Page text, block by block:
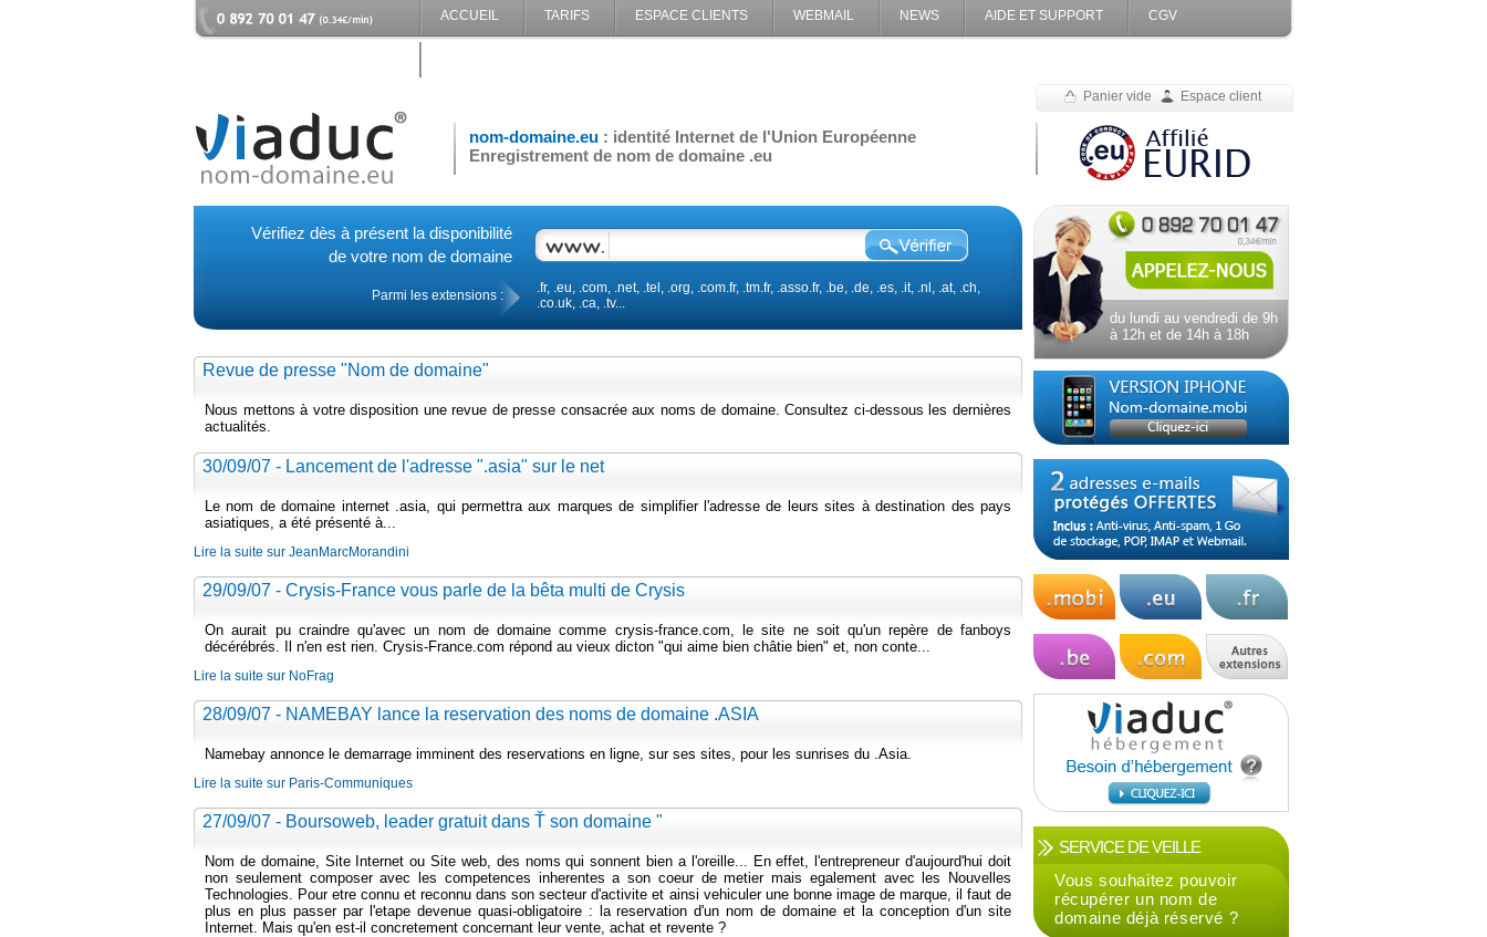
ACCUEIL TARIFS ESPACE CLIENTS WEBMAIL NEWS AIDE ET SUPPORT CGV
Panier vide Espace client
nom-domaine.eu : identité Internet de l'Union Européenne
Enregistrement de nom de domaine .eu
Vérifiez dès à présent la disponibilité
de votre nom de domaine
Parmi les extensions :
.fr, .eu, .com, .net, .tel, .org, .com.fr, .tm.fr, .asso.fr, .be, .de, .es, .it, .nl, .at, .ch,
.co.uk, .ca, .tv...
Revue de presse "Nom de domaine"
Nous mettons à votre disposition une revue de presse consacrée aux noms de domaine. Consultez ci-dessous les dernières
actualités.
30/09/07 - Lancement de l'adresse ".asia" sur le net
Le nom de domaine internet .asia, qui permettra aux marques de simplifier l'adresse de leurs sites à destination des pays
asiatiques, a été présenté à...
Lire la suite sur JeanMarcMorandini
29/09/07 - Crysis-France vous parle de la bêta multi de Crysis
On aurait pu craindre qu'avec un nom de domaine comme crysis-france.com, le site ne soit qu'un repère de fanboys
décérébrés. Il n'en est rien. Crysis-France.com répond au vieux dicton "qui aime bien châtie bien" et, non conte...
Lire la suite sur NoFrag
28/09/07 - NAMEBAY lance la reservation des noms de domaine .ASIA
Namebay annonce le demarrage imminent des reservations en ligne, sur ses sites, pour les sunrises du .Asia.
Lire la suite sur Paris-Communiques
27/09/07 - Boursoweb, leader gratuit dans Ť son domaine "
Nom de domaine, Site Internet ou Site web, des noms qui sonnent bien a l'oreille... En effet, l'entrepreneur d'aujourd'hui doit
non seulement composer avec les competences inherentes a son coeur de metier mais egalement avec les Nouvelles
Technologies. Pour etre connu et reconnu dans son secteur d'activite et ainsi vehiculer une bonne image de marque, il faut de
plus en plus passer par l'etape devenue quasi-obligatoire : la reservation d'un nom de domaine et la conception d'un site
Internet. Mais qu'en est-il concretement concernant leur vente, achat et revente ?
du lundi au vendredi de 9h
à 12h et de 14h à 18h
SERVICE DE VEILLE
Vous souhaitez pouvoir
récupérer un nom de
domaine déjà réservé ?